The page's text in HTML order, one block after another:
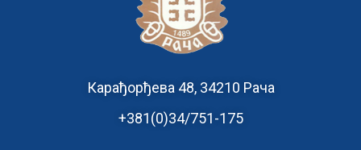
Карађорђева 48, 34210 Рача
+381(0)34/751-175